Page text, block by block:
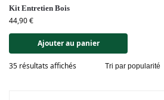
Kit Entretien Bois
44,90€
Ajouter au panier
35 résultats affichés